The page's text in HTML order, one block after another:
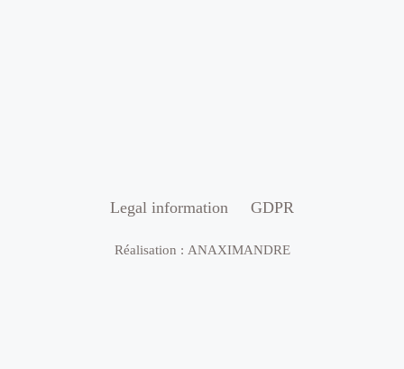
Legal information GDPR
Réalisation : ANAXIMANDRE